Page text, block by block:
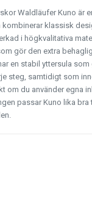
Waldläufer Kuno är
kombinerar klassisk
i högkvalitativa
gör den extra
en stabil yttersula
steg, samtidigt som
om du använder egna
passar Kuno lika bra